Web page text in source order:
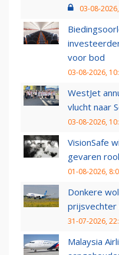
03-08-
voor bod
03-08-2026,
WestJet
vlucht naar
03-08-2026,
VisionSafe
gevaren
01-08-2026,
Donkere
31-07-2026,
Malaysia